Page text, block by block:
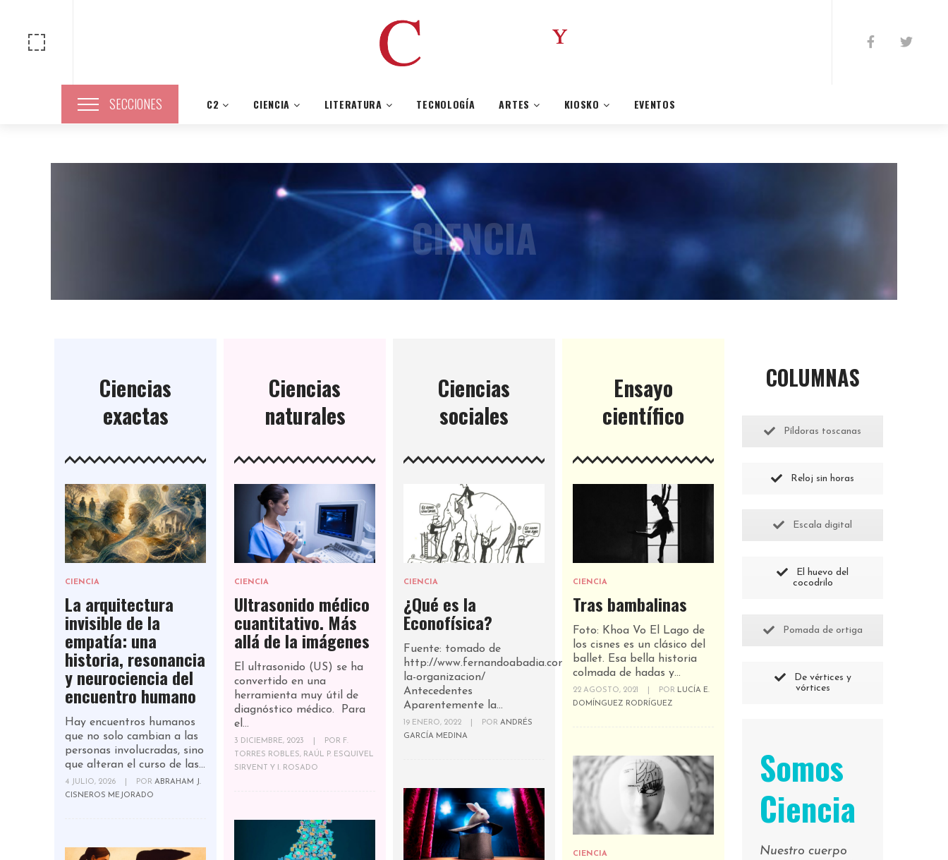
SECCIONES C2 CIENCIA LITERATURA TECNOLOGÍA ARTES KIOSKO EVENTOS
CIENCIA
Ciencias
exactas
CIENCIA
La arquitectura
invisible de la
empatía: una
historia, resonancia
y neurociencia del
encuentro humano
Hay encuentros humanos
que no solo cambian a las
personas involucradas, sino
que alteran el curso de las...
4 JULIO, 2026 POR ABRAHAM J.
CISNEROS MEJORADO
Ciencias
naturales
CIENCIA
Ultrasonido médico
cuantitativo. Más
allá de la imágenes
El ultrasonido (US) se ha
convertido en una
herramienta muy útil de
diagnóstico médico. Para
el...
3 DICIEMBRE, 2023 POR F.
TORRES ROBLES, RAÚL P. ESQUIVEL
SIRVENT Y I. ROSADO
Ciencias
sociales
CIENCIA
¿Qué es la
Econofísica?
Fuente: tomado de
http://www.fernandoabadia.com/visualizar-
la-organizacion/
Antecedentes
Aparentemente la...
19 ENERO, 2022 POR ANDRÉS
GARCÍA MEDINA
Ensayo
científico
CIENCIA
Tras bambalinas
Foto: Khoa Vo El Lago de
los cisnes es un clásico del
ballet. Esa bella historia
colmada de hadas y...
22 AGOSTO, 2021 POR LUCÍA E.
DOMÍNGUEZ RODRÍGUEZ
CIENCIA
COLUMNAS
Píldoras toscanas
Reloj sin horas
Escala digital
El huevo del
cocodrilo
Pomada de ortiga
De vértices y
vórtices
Somos
Ciencia
Nuestro cuerpo